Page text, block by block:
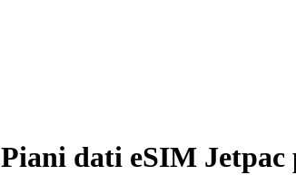
Piani dati eSIM